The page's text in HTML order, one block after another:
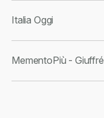
Italia Oggi
MementoPiù - Giuffré